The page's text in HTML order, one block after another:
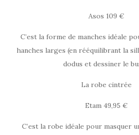
Asos 109 €
C’est la forme de manches idéale
hanches larges (en rééquilibrant la
dodus et dessiner le
La robe cintrée
Etam 49,95 €
C’est la robe idéale pour masquer